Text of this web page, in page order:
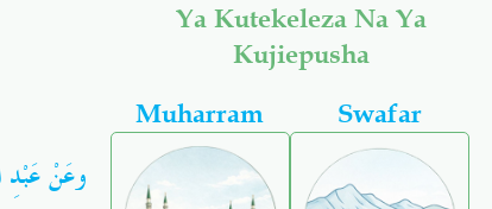
وعَنْ عَبْدِ
Ya Kutekeleza Na Ya
Kujiepusha
Muharram
Swafar